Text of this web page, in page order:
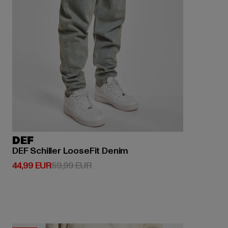
DEF
DEF Schiller LooseFit Denim
44,99 EUR
Derzeitiger Preis: 44,99 EUR
59,99 EURAktionspreis: 59,99 EUR